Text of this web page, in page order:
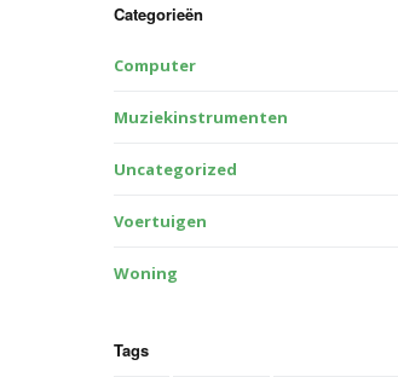
Categorieën
Computer
Muziekinstrumenten
Uncategorized
Voertuigen
Woning
Tags